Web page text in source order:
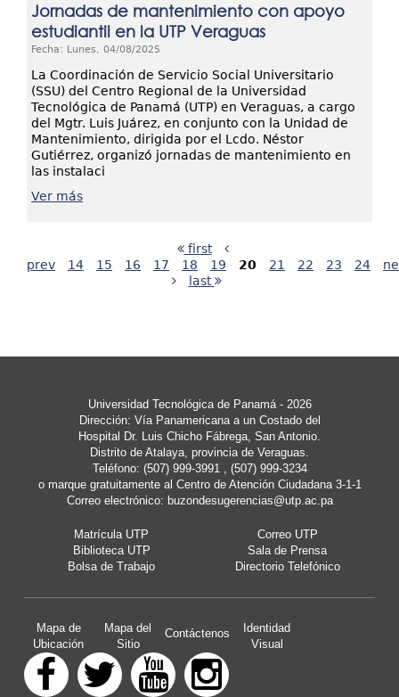
Jornadas de mantenimiento con apoyo
estudiantil en la UTP Veraguas
Fecha: Lunes, 04/08/2025
La Coordinación de Servicio Social Universitario
(SSU) del Centro Regional de la Universidad
Tecnológica de Panamá (UTP) en Veraguas, a cargo
del Mgtr. Luis Juárez, en conjunto con la Unidad de
Mantenimiento, dirigida por el Lcdo. Néstor
Gutiérrez, organizó jornadas de mantenimiento en
las instalaci
Ver más
first
prev
14 15 16 17 18 19 20 21 22 23 24
last
Universidad Tecnológica de Panamá - 2026
Dirección: Vía Panamericana a un Costado del
Hospital Dr. Luis Chicho Fábrega, San Antonio.
Distrito de Atalaya, provincia de Veraguas.
Teléfono: (507) 999-3991 , (507) 999-3234
o marque gratuitamente al Centro de Atención Ciudadana 3-1-1
Correo electrónico: buzondesugerencias@utp.ac.pa
Matrícula UTP
Correo UTP
Biblioteca UTP
Sala de Prensa
Bolsa de Trabajo
Directorio Telefónico
Mapa de
Ubicación
Mapa del
Sitio
Contáctenos
Identidad
Visual